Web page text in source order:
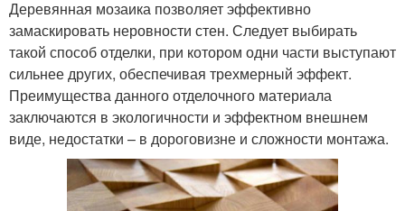
Деревянная мозаика позволяет эффективно
замаскировать неровности стен. Следует выбирать
такой способ отделки, при котором одни части выступают
сильнее других, обеспечивая трехмерный эффект.
Преимущества данного отделочного материала
заключаются в экологичности и эффектном внешнем
виде, недостатки – в дороговизне и сложности монтажа.